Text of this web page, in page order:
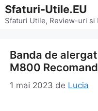
Sari
la
Sfaturi-Utile.EU
Sfaturi Utile, Review-uri si
Banda de
M800
1 mai 2023 de Lucia